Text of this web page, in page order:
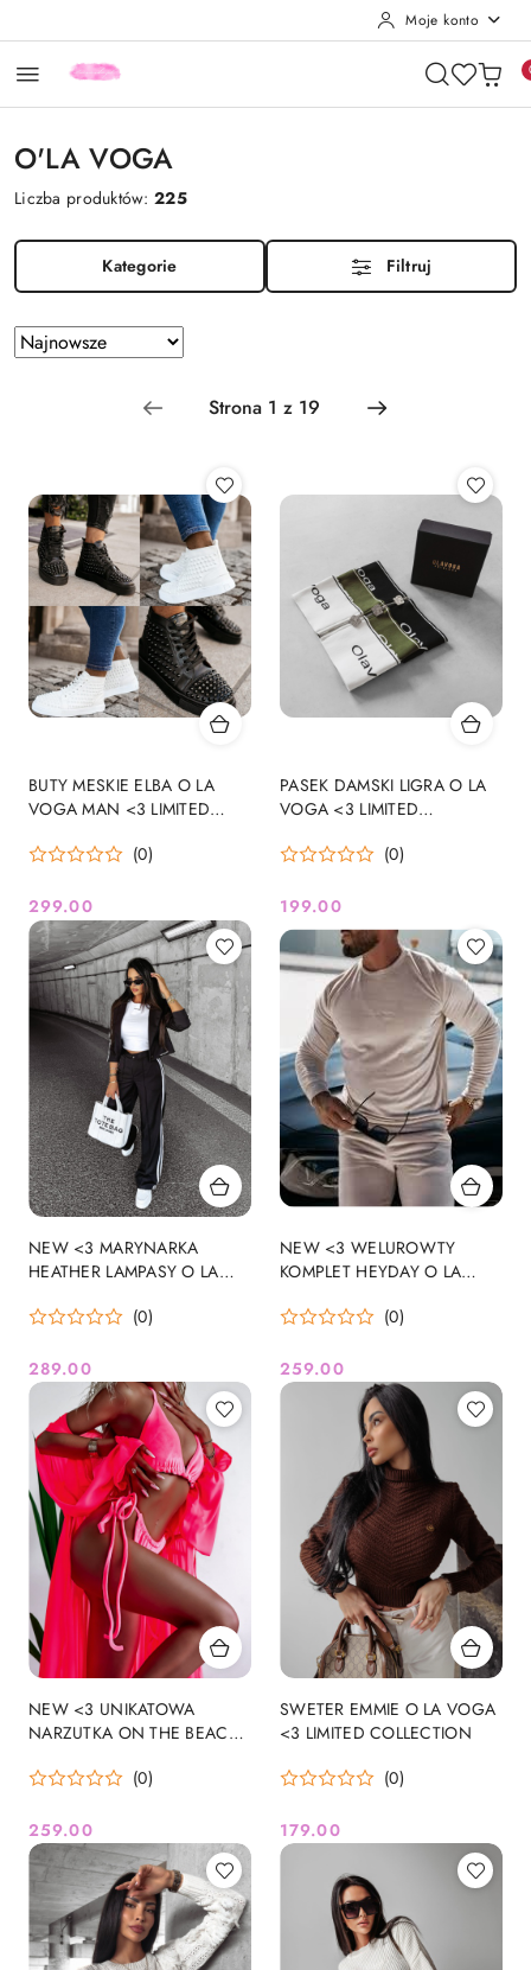
Moje konto
O'LA VOGA
Liczba produktów:225
Kategorie Filtruj
Zastosowano
sortowanie:
Sortuj
według
BUTY MESKIE ELBA O LA
VOGA MAN <3 LIMITED
(0)
Cena:
299.00
PASEK DAMSKI LIGRA O LA
VOGA <3 LIMITED
(0)
Cena:
199.00
NEW <3 MARYNARKA
HEATHER LAMPASY O LA
COLLECTION (0)
Cena:
289.00
NEW <3 WELUROWTY
KOMPLET HEYDAY O LA
(0)
Cena:
259.00
NEW <3 UNIKATOWA
NARZUTKA ON THE BEACH
COLLECTION (0)
Cena:
259.00
SWETER EMMIE O LA VOGA
<3 LIMITED COLLECTION
(0)
Cena:
179.00